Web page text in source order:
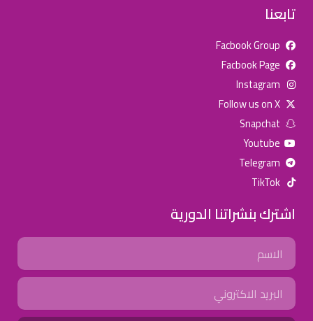
تابعنا
Facbook Group
Facbook Page
Instagram
Follow us on X
Snapchat
Youtube
Telegram
TikTok
اشترك بنشراتنا الدورية
Name
Email
للإعلان على منصة سكولي وجروب مدارس عالمية وأهلية يشرفنا
جروب فيسبوك
تويتر (X) سناب شات يوتيوب